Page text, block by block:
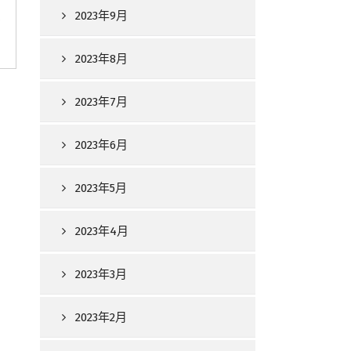
2023年9月
2023年8月
2023年7月
2023年6月
2023年5月
2023年4月
2023年3月
2023年2月